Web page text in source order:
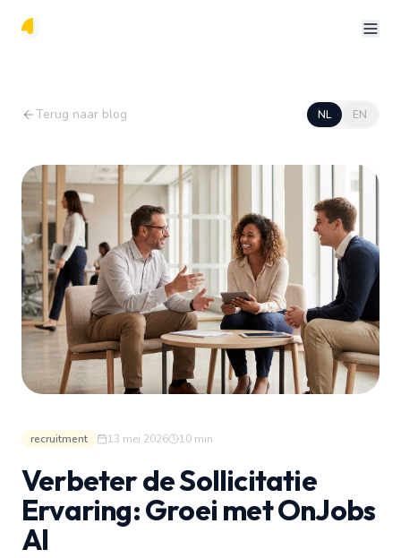
Terug naar blog NL EN
recruitment 13 mei 2026 10 min
Verbeter de Sollicitatie
Ervaring: Groei met OnJobs
AI